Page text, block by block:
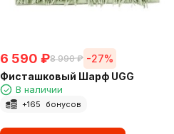
6 590 ₽8 990 ₽ -27%
Фисташковый Шарф UGG
В наличии
+165 бонусов